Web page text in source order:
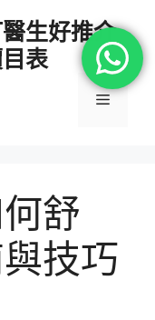
生好推介
表
選
舒
技巧